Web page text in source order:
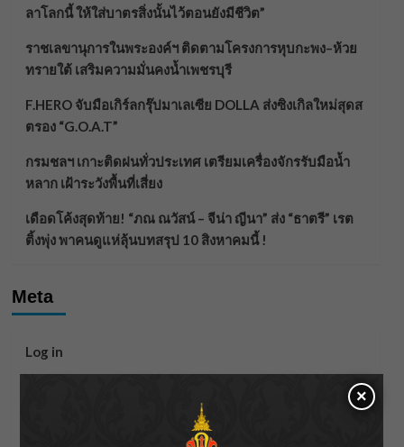
ลาโลกนี้ ให้ใส่บาตรสิ่งนั้นไว้ตอนยังมีชีวิต”
ราชเลขานุการในพระองค์ฯ ติดตามโครงการหุบกะพง–ห้วย
ทรายใต้ เสริมความมั่นคงน้ำเพชรบุรี
F.HERO จับมือเกิร์ลกรุ๊ปมาเลเซีย DOLLA ส่งซิงเกิลใหม่สุดส
ตรอง “G.O.A.T”
กรมชลฯ เกาะติดฝนทั่วประเทศ เตรียมเครื่องจักรรับมือน้ำ
หลาก เฝ้าระวังพื้นที่เสี่ยง
เดือดโค้งสุดท้าย! “ภณ ณวัสน์ – จีน่า ญีนา” ส่ง “ธาตรี” เรต
ติ้งพุ่ง พาคนดูแห่ลุ้นบทสรุป 10 สิงหาคมนี้ !
Meta
Log in
×